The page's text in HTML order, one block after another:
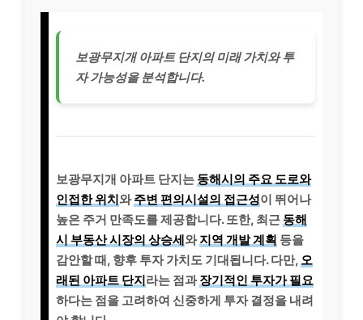
보광무지개 아파트 단지의 미래 가치와 투
자 가능성을 분석합니다.
보광무지개 아파트 단지는 동해시의 주요 도로와
인접한 위치와주변 편의시설의 접근성이 뛰어나
높은 주거 만족도를 제공합니다. 또한, 최근 동해
시 부동산 시장의 상승세와지역 개발 계획 등을
감안할 때, 향후 투자 가치도 기대됩니다. 다만, 오
래된 아파트 단지라는 점과장기적인 투자가 필요
하다는 점을 고려하여 신중하게 투자 결정을 내려